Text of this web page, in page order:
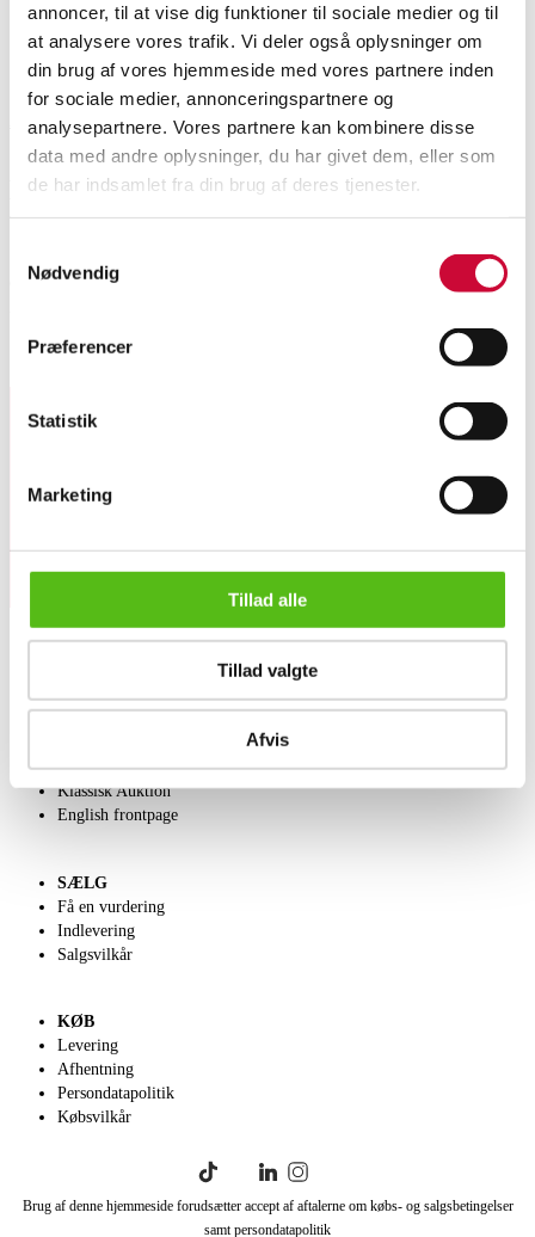
annoncer, til at vise dig funktioner til sociale medier og til
at analysere vores trafik. Vi deler også oplysninger om
din brug af vores hjemmeside med vores partnere inden
for sociale medier, annonceringspartnere og
analysepartnere. Vores partnere kan kombinere disse
data med andre oplysninger, du har givet dem, eller som
de har indsamlet fra din brug af deres tjenester.
Nødvendig
Præferencer
Statistik
Marketing
Tillad alle
Tillad valgte
Afvis
Vin
12 flasker 2023 Campagnola Pinot Grigio del Veneto IGT. (2 k...
SHOWROOM
Aarhus DKK 1.000
VARENUMMER
6534810
Beskrivelse
12 flasker 2023 Campagnola Pinot Grigio del Veneto IGT i original
emballage. Har været opbevaret korrekt. Indeholder sulfitter. Lauritz.com
OM OS
Velgørenhed
Klassisk Auktion
English frontpage
SÆLG
Få en vurdering
Indlevering
Salgsvilkår
KØB
Levering
Afhentning
Persondatapolitik
Købsvilkår
Brug af denne hjemmeside forudsætter accept af aftalerne om købs- og salgsbetingelser
samt persondatapolitik